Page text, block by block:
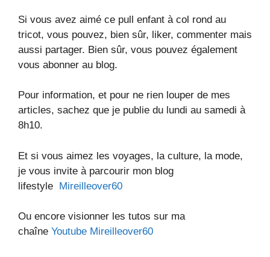
Si vous avez aimé ce pull enfant à col rond au
tricot, vous pouvez, bien sûr, liker, commenter mais
aussi partager. Bien sûr, vous pouvez également
vous abonner au blog.
Pour information, et pour ne rien louper de mes
articles, sachez que je publie du lundi au samedi à
8h10.
Et si vous aimez les voyages, la culture, la mode,
je vous invite à parcourir mon blog
lifestyle Mireilleover60
Ou encore visionner les tutos sur ma
chaîne Youtube Mireilleover60